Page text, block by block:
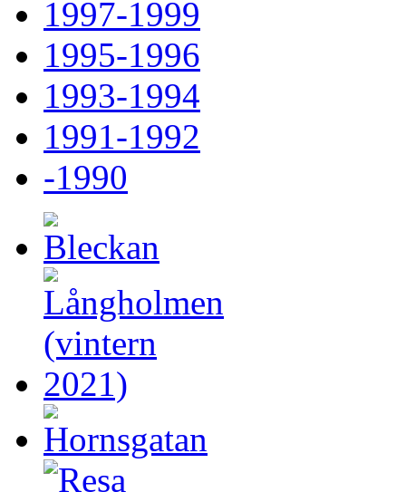
1997-1999
1995-1996
1993-1994
1991-1992
-1990